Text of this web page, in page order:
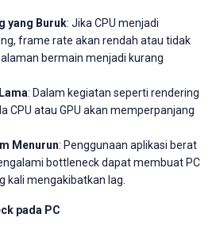
yang Buruk: Jika CPU menjadi
frame rate akan rendah atau tidak
bermain menjadi kurang
: Dalam kegiatan seperti rendering
CPU atau GPU akan memperpanjang
Menurun: Penggunaan aplikasi berat
bottleneck dapat membuat PC
kali mengakibatkan lag.
pada PC